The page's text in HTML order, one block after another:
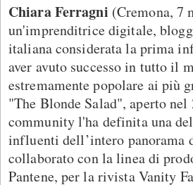
Chiara Ferragni (Cremona, 7
un'imprenditrice digitale,
italiana considerata la prima
aver avuto successo in tutto il
estremamente popolare ai più
"The Blonde Salad", aperto
community l'ha definita una
influenti dell’intero panorama
collaborato con la linea di
Pantene, per la rivista Vanity